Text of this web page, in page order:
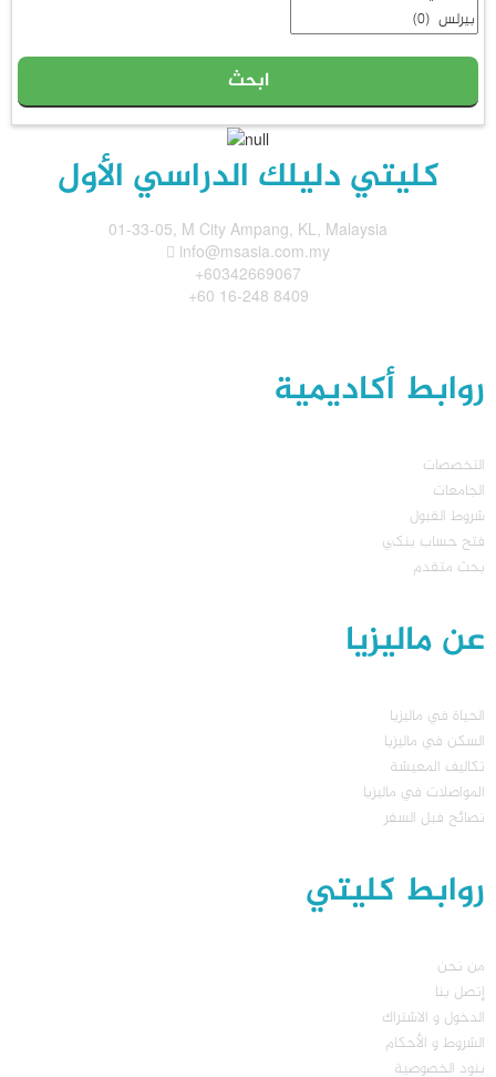
كليتي دليلك الدراسي الأول
01-33-05, M City Ampang, KL, Malaysia
info@msasia.com.my
+60342669067
+60 16-248 8409
روابط أكاديمية
التخصصات
الجامعات
شروط القبول
فتح حساب بنكي
بحث متقدم
عن ماليزيا
الحياة في ماليزيا
السكن في ماليزيا
تكاليف المعيشة
المواصلات في ماليزيا
نصائح فبل السفر
روابط كليتي
من نحن
إتصل بنا
الدخول و الاشتراك
الشروط و الأحكام
بنود الخصوصية